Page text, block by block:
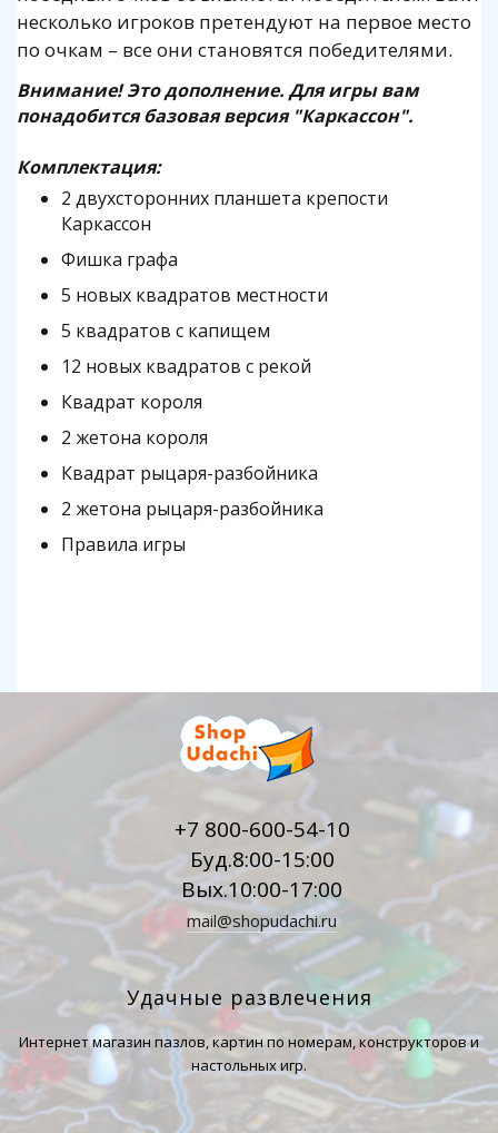
несколько игроков претендуют на первое место
по очкам – все они становятся победителями.
Внимание! Это дополнение. Для игры вам
понадобится базовая версия "Каркассон".
Комплектация:
2 двухсторонних планшета крепости
Каркассон
Фишка графа
5 новых квадратов местности
5 квадратов с капищем
12 новых квадратов с рекой
Квадрат короля
2 жетона короля
Квадрат рыцаря-разбойника
2 жетона рыцаря-разбойника
Правила игры
+7 800-600-54-10
Буд.8:00-15:00
Вых.10:00-17:00
mail@shopudachi.ru
Удачные развлечения
Интернет магазин пазлов, картин по номерам, конструкторов и
настольных игр.